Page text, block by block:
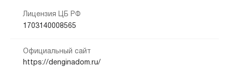
Лицензия ЦБ РФ
1703140008565
Официальный сайт
https://denginadom.ru/